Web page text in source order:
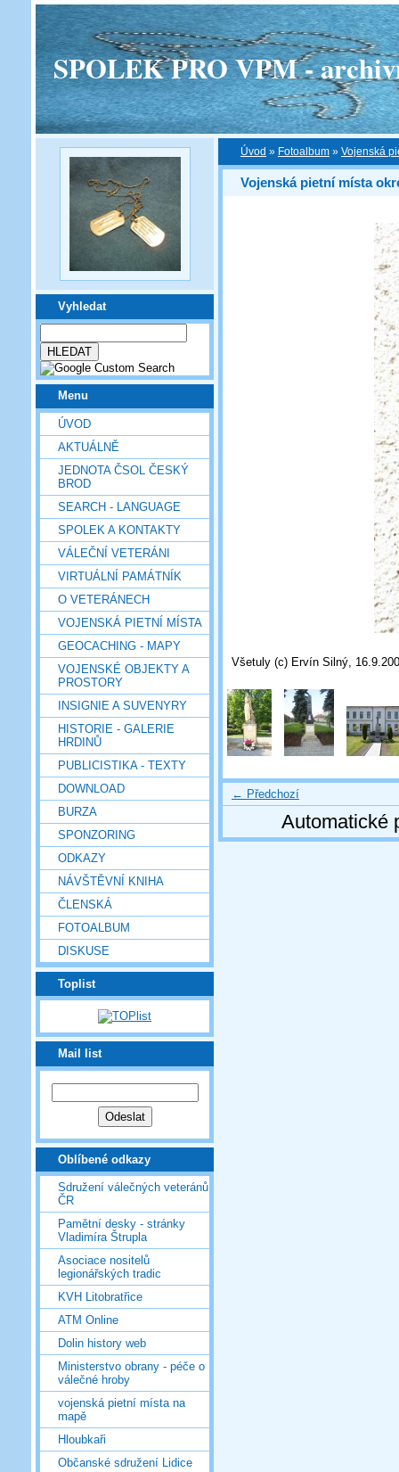
SPOLEK PRO VPM -
Vyhledat
Menu
ÚVOD
AKTUÁLNĚ
JEDNOTA ČSOL ČESKÝ
BROD
SEARCH - LANGUAGE
SPOLEK A KONTAKTY
VÁLEČNÍ VETERÁNI
VIRTUÁLNÍ PAMÁTNÍK
O VETERÁNECH
VOJENSKÁ PIETNÍ MÍSTA
GEOCACHING - MAPY
VOJENSKÉ OBJEKTY A
PROSTORY
INSIGNIE A SUVENYRY
HISTORIE - GALERIE
HRDINŮ
PUBLICISTIKA - TEXTY
DOWNLOAD
BURZA
SPONZORING
ODKAZY
NÁVŠTĚVNÍ KNIHA
ČLENSKÁ
FOTOALBUM
DISKUSE
Toplist
Mail list
Oblíbené odkazy
Sdružení válečných veteránů
ČR
Pamětní desky - stránky
Vladimíra Štrupla
Asociace nositelů
legionářských tradic
KVH Litobratřice
ATM Online
Dolin history web
Ministerstvo obrany - péče o
válečné hroby
vojenská pietní místa na
mapě
Hloubkaři
Občanské sdružení Lidice
Úvod » Fotoalbum » Vojenská
Vojenská pietní místa
Všetuly (c) Ervín Silný,
← Předchozí
Automatické